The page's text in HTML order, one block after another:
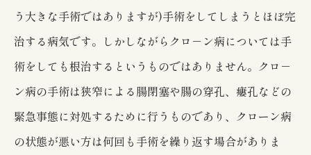
う大きな手術ではありますが)手術をしてしまうとほぼ完
治する病気です。しかしながらクロ－ン病については手
術をしても根治するというものではありません。クロ－
ン病の手術は狭窄による腸閉塞や腸の穿孔、瘻孔などの
緊急事態に対処するために行うものであり、クローン病
の状態が悪い方は何回も手術を繰り返す場合がありま